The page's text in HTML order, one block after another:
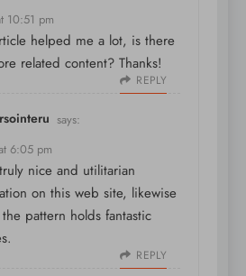
10:51 pm
helped me a lot, is there
related content? Thanks!
REPLY
says:
6:05 pm
nice and utilitarian
on this web site, likewise
pattern holds fantastic
REPLY